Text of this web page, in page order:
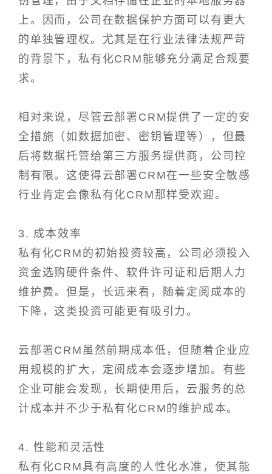
上。因而，公司在数据保护方面可以有更大
的单独管理权。尤其是在行业法律法规严苛
的背景下，私有化CRM能够充分满足合规要
求。
相对来说，尽管云部署CRM提供了一定的安
全措施（如数据加密、密钥管理等），但最
后将数据托管给第三方服务提供商，公司控
制有限。这使得云部署CRM在一些安全敏感
行业肯定会像私有化CRM那样受欢迎。
3. 成本效率
私有化CRM的初始投资较高，公司必须投入
资金选购硬件条件、软件许可证和后期人力
维护费。但是，长远来看，随着定阅成本的
下降，这类投资可能更有吸引力。
云部署CRM虽然前期成本低，但随着企业应
用规模的扩大，定阅成本会逐步增加。有些
企业可能会发现，长期使用后，云服务的总
计成本并不少于私有化CRM的维护成本。
4. 性能和灵活性
私有化CRM具有高度的人性化水准，使其能